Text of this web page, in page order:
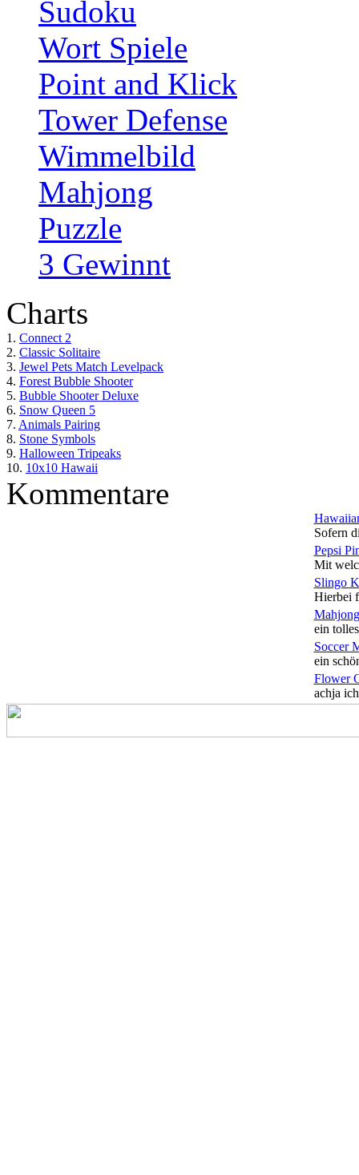
Sudoku
Wort Spiele
Point and Klick
Tower Defense
Wimmelbild
Mahjong
Puzzle
3 Gewinnt
Charts
1. Connect 2
2. Classic Solitaire
3. Jewel Pets Match Levelpack
4. Forest Bubble Shooter
5. Bubble Shooter Deluxe
6. Snow Queen 5
7. Animals Pairing
8. Stone Symbols
9. Halloween Tripeaks
10. 10x10 Hawaii
Kommentare
Sofern
Pepsi
Mit
Slingo
Hierbei
ein
Soccer
ein
Flower
achja